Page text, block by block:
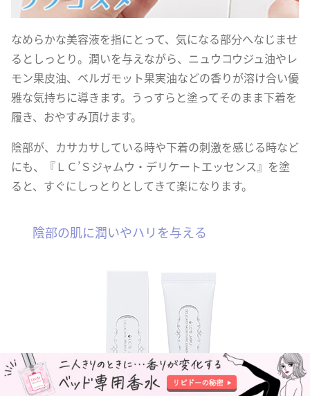
なめらかな美容液を指にとって、気になる部分へなじませ
るとしっとり。潤いを与えながら、ニュウコウジュ油やレ
モン果皮油、ベルガモット果実油などの香りが溶け合い優
雅な気持ちに導きます。うっすらと塗ってそのまま下着を
履き、おやすみ頂けます。
陰部が、カサカサしている時や下着の刺激を感じる時など
にも、『ＬＣ’Ｓジャムウ・デリケートエッセンス』を塗
ると、すぐにしっとりとしてきて楽になります。
陰部の肌に潤いやハリを与える